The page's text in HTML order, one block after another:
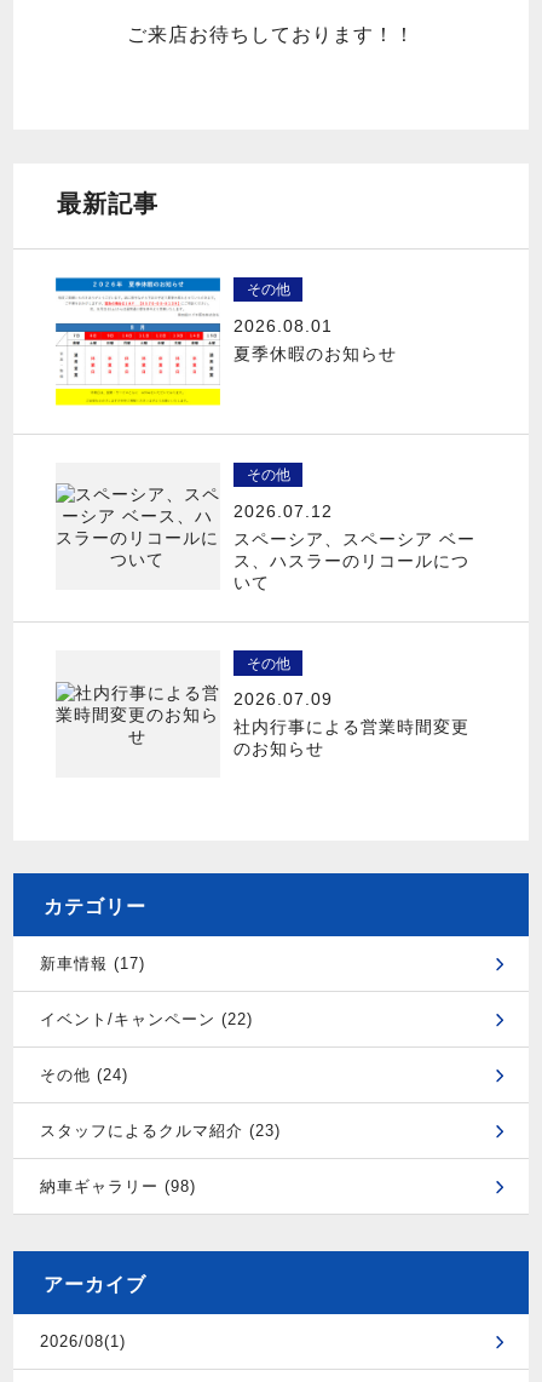
ご来店お待ちしております！！
最新記事
その他
2026.08.01
夏季休暇のお知らせ
その他
2026.07.12
スペーシア、スペーシア ベー
ス、ハスラーのリコールにつ
いて
その他
2026.07.09
社内行事による営業時間変更
のお知らせ
カテゴリー
新車情報 (17)
イベント/キャンペーン (22)
その他 (24)
スタッフによるクルマ紹介 (23)
納車ギャラリー (98)
アーカイブ
2026/08(1)